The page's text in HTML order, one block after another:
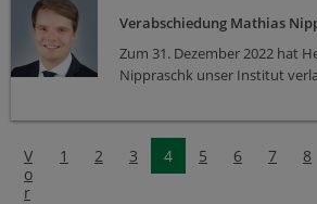
Verabschiedung Mathias
Zum 31. Dezember 2022 hat
Nippraschk unser Institut
V
o
r
1 2 3 4 5 6 7 8